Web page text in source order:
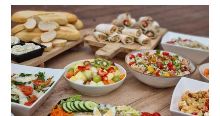
Warm
Buffet
Thuisbezorgd